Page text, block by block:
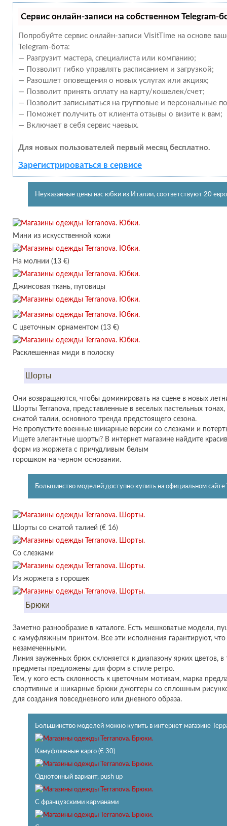
Сервис онлайн-записи на собственном Telegram-
Попробуйте сервис онлайн-записи VisitTime на основе
Telegram-бота:
— Разгрузит мастера, специалиста или компанию;
— Позволит гибко управлять расписанием и загрузкой;
— Разошлет оповещения о новых услугах или акциях;
— Позволит принять оплату на карту/кошелек/счет;
— Позволит записываться на групповые и персональные
— Поможет получить от клиента отзывы о визите к вам;
— Включает в себя сервис чаевых.
Для новых пользователей первый месяц бесплатно.
Зарегистрироваться в сервисе
Неуказанные цены нас юбки из Италии, соответствуют 20
Мини из искусственной кожи
На молнии (13 €)
Джинсовая ткань, пуговицы
С цветочным орнаментом (13 €)
Расклешенная миди в полоску
Шорты
Они возвращаются, чтобы доминировать на сцене в новых
Шорты Terranova, представленные в веселых пастельных
сжатой талии, основного тренда предстоящего сезона.
Не пропустите военные шикарные версии со слезками и
Ищете элегантные шорты? В интернет магазине найдите
форм из жоржета с причудливым белым
горошком на черном основании.
Большинство моделей доступно купить на официальном сайте
Шорты со сжатой талией (€ 16)
Со слезками
Из жоржета в горошек
Брюки
Заметно разнообразие в каталоге. Есть мешковатые модели,
с камуфляжным принтом. Все эти исполнения гарантируют, что
незамеченными.
Линия зауженных брюк склоняется к диапазону ярких цветов,
предметы предложены для форм в стиле ретро.
Тем, у кого есть склонность к цветочным мотивам, марка
спортивные и шикарные брюки джоггеры со сплошным
для создания повседневного или дневного образа.
Большинство моделей можно купить в интернет магазине
Камуфляжные карго (€ 30)
Однотонный вариант, push up
С французскими карманами